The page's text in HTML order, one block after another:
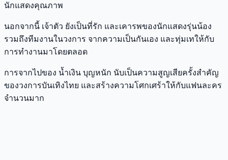
นักแสดงคุณภาพ
นอกจากนี้ เจ้าตัว ยังเป็นที่รัก และเคารพของนักแสดงรุ่นน้อง
รวมถึงทีมงานในวงการ จากความเป็นกันเอง และทุ่มเทให้กับ
การทำงานมาโดยตลอด
การจากไปของ น้ำเงิน บุญหนัก นับเป็นความสูญเสียครั้งสำคัญ
ของวงการบันเทิงไทย และสร้างความโศกเศร้าให้กับแฟนละคร
จำนวนมาก